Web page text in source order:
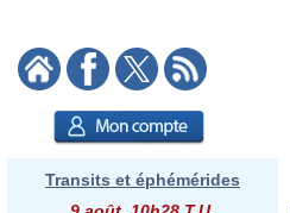
Transits et éphémérides